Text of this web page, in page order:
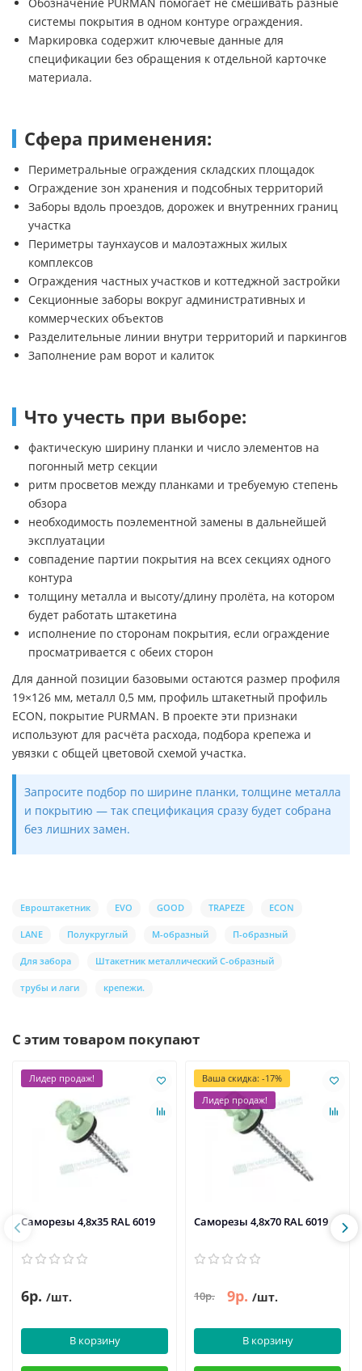
системы покрытия в одном контуре ограждения.
Маркировка содержит ключевые данные для
спецификации без обращения к отдельной карточке
материала.
Сфера применения:
Периметральные ограждения складских площадок
Ограждение зон хранения и подсобных территорий
Заборы вдоль проездов, дорожек и внутренних границ
участка
Периметры таунхаусов и малоэтажных жилых
комплексов
Ограждения частных участков и коттеджной застройки
Секционные заборы вокруг административных и
коммерческих объектов
Разделительные линии внутри территорий и паркингов
Заполнение рам ворот и калиток
Что учесть при выборе:
фактическую ширину планки и число элементов на
погонный метр секции
ритм просветов между планками и требуемую степень
обзора
необходимость поэлементной замены в дальнейшей
эксплуатации
совпадение партии покрытия на всех секциях одного
контура
толщину металла и высоту/длину пролёта, на котором
будет работать штакетина
исполнение по сторонам покрытия, если ограждение
просматривается с обеих сторон
Для данной позиции базовыми остаются размер профиля
19×126 мм, металл 0,5 мм, профиль штакетный профиль
ECON, покрытие PURMAN. В проекте эти признаки
используют для расчёта расхода, подбора крепежа и
увязки с общей цветовой схемой участка.
Запросите подбор по ширине планки, толщине металла
и покрытию — так спецификация сразу будет собрана
без лишних замен.
Евроштакетник EVO GOOD TRAPEZE ECON
LANE Полукруглый М-образный П-образный
Для забора Штакетник металлический С-образный
трубы и лаги крепежи.
С этим товаром покупают
Лидер продаж!
Саморезы 4,8х35 RAL 6019
6р. /шт.
В корзину
Ваша скидка: -17%
Лидер продаж!
Саморезы 4,8х70 RAL 6019
10р. 9р. /шт.
В корзину